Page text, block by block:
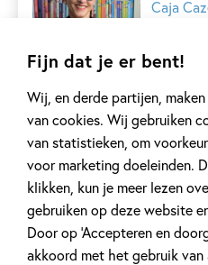
Fijn dat je er bent!
Wij, en derde partijen,
van cookies. Wij gebruiken
van statistieken, om
voor marketing doeleinden.
klikken, kun je meer lezen
gebruiken op deze website
Door op ‘Accepteren en
akkoord met het gebruik
Caja
Lees
De
...